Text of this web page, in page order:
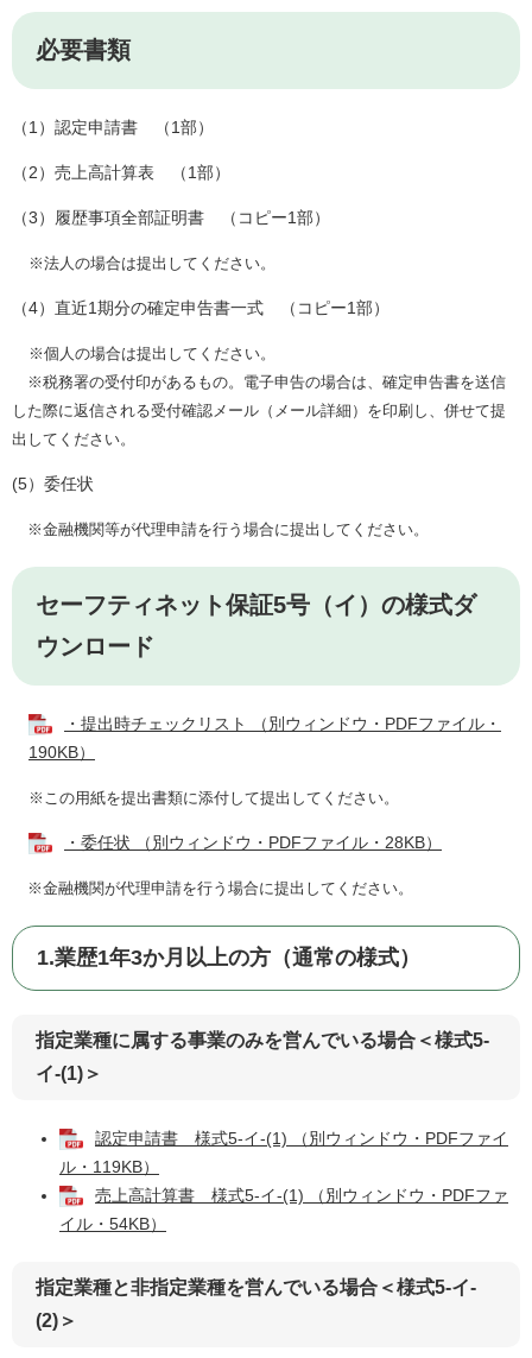
必要書類
（1）認定申請書 （1部）
（2） 売上高計算表 （1部）
（3）履歴事項全部証明書 （コピー1部）
※法人の場合は提出してください。
（4）直近1期分の確定申告書一式 （コピー1部）
※個人の場合は提出してください。
※税務署の受付印があるもの。電子申告の場合は、確定申告書を送信
した際に返信される受付確認メール（メール詳細）を印刷し、併せて提
出してください。
(5）委任状
※金融機関等が代理申請を行う場合に提出してください。
セーフティネット保証5号（イ）の様式ダ
ウンロード
・提出時チェックリスト （別ウィンドウ・PDFファイル・
190KB）
※この用紙を提出書類に添付して提出してください。
・委任状 （別ウィンドウ・PDFファイル・28KB）
※金融機関が代理申請を行う場合に提出してください。
1.業歴1年3か月以上の方（通常の様式）
指定業種に属する事業のみを営んでいる場合＜様式5-
イ-(1)＞
認定申請書 様式5-イ-(1) （別ウィンドウ・PDFファイ
ル・119KB）
売上高計算書 様式5-イ-(1) （別ウィンドウ・PDFファ
イル・54KB）
指定業種と非指定業種を営んでいる場合＜様式5-イ-
(2)＞